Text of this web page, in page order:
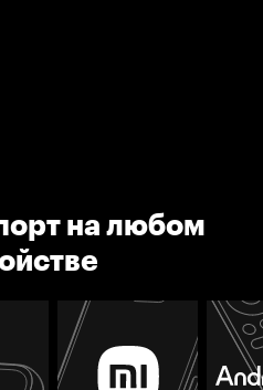
на любом